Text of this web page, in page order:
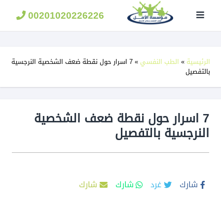
الامل
لعلاج
00201020226226
الرئيسية » الطب النفسي »
7 اسرار حول نقطة ضعف الشخصية النرجسية
بالتفصيل
7 اسرار حول نقطة ضعف الشخصية
النرجسية بالتفصيل
شارك غرد شارك
شارك